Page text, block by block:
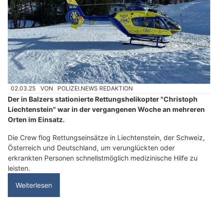
02.03.25 VON POLIZEI.NEWS REDAKTION
Der in Balzers stationierte Rettungshelikopter "Christoph
Liechtenstein" war in der vergangenen Woche an mehreren
Orten im Einsatz.
Die Crew flog Rettungseinsätze in Liechtenstein, der Schweiz,
Österreich und Deutschland, um verunglückten oder
erkrankten Personen schnellstmöglich medizinische Hilfe zu
leisten.
Weiterlesen